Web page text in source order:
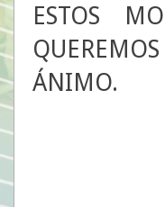
ESTOS
ÁNIMO.